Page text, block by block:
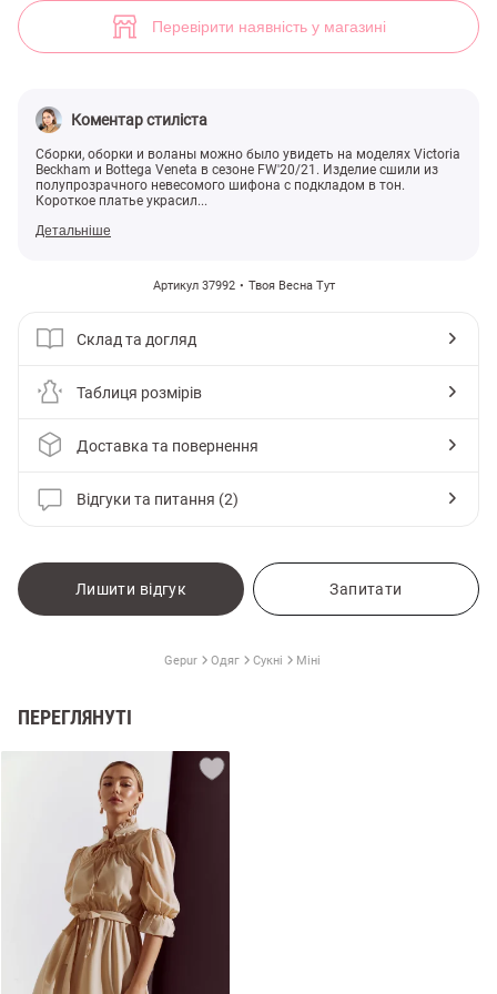
Перевірити наявність у магазині
Коментар стиліста
Сборки, оборки и воланы можно было увидеть на моделях Victoria
Beckham и Bottega Veneta в сезоне FW'20/21. Изделие сшили из
полупрозрачного невесомого шифона с подкладом в тон.
Короткое платье украсил...
Детальніше
Артикул 37992 Твоя Весна Тут
Склад та догляд
Таблиця розмірів
Доставка та повернення
Відгуки та питання (2)
Лишити відгук Запитати
Gepur Одяг Сукні Міні
ПЕРЕГЛЯНУТІ
Шифоновое платье со сборками (арт. 37992) ♡ інтернет-магазин